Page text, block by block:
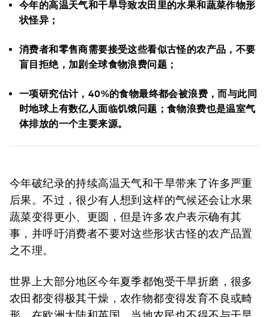
今年的高温天气和干旱导致农田里的水果和蔬菜作物形
状怪异；
消费者和零售商需要接受这些看似古怪的农产品，不要
盲目拒绝，加剧全球食物浪费问题；
一项研究估计，40%的食物最终都会被浪费，而与此同
时地球上有数亿人面临饥饿问题；食物浪费也是温室气
体排放的一个主要来源。
今年破纪录的持续高温天气和干旱带来了许多严重
后果。不过，很少有人想到这样的气候还会让水果
蔬菜变得更小、更圆，但是许多农户表示确有其
事，并呼吁消费者不要对这些形状古怪的农产品置
之不理。
世界上大部分地区今年夏季都饱受干旱折磨，很多
农田都变得极其干燥，农作物都变得发育不良或畸